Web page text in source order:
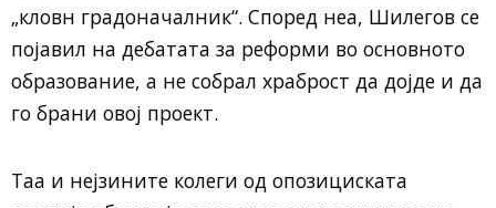
„кловн градоначалник“. Според неа, Шилегов се
појавил на дебатата за реформи во основното
образование, а не собрал храброст да дојде и да
го брани овој проект.
Таа и нејзините колеги од опозициската